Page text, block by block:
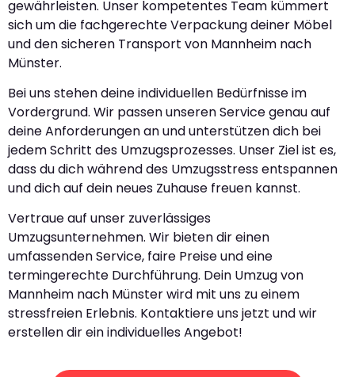
gewährleisten. Unser kompetentes Team kümmert
sich um die fachgerechte Verpackung deiner Möbel
und den sicheren Transport von Mannheim nach
Münster.
Bei uns stehen deine individuellen Bedürfnisse im
Vordergrund. Wir passen unseren Service genau auf
deine Anforderungen an und unterstützen dich bei
jedem Schritt des Umzugsprozesses. Unser Ziel ist es,
dass du dich während des Umzugsstress entspannen
und dich auf dein neues Zuhause freuen kannst.
Vertraue auf unser zuverlässiges
Umzugsunternehmen. Wir bieten dir einen
umfassenden Service, faire Preise und eine
termingerechte Durchführung. Dein Umzug von
Mannheim nach Münster wird mit uns zu einem
stressfreien Erlebnis. Kontaktiere uns jetzt und wir
erstellen dir ein individuelles Angebot!